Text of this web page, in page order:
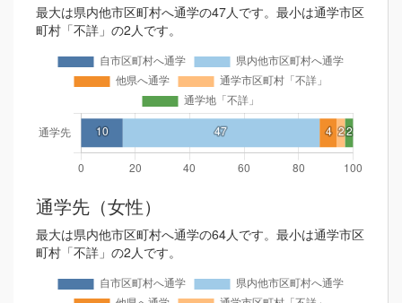
最大は県内他市区町村へ通学の47人です。最小は通学市区
町村「不詳」の2人です。
通学先（女性）
最大は県内他市区町村へ通学の64人です。最小は通学市区
町村「不詳」の2人です。